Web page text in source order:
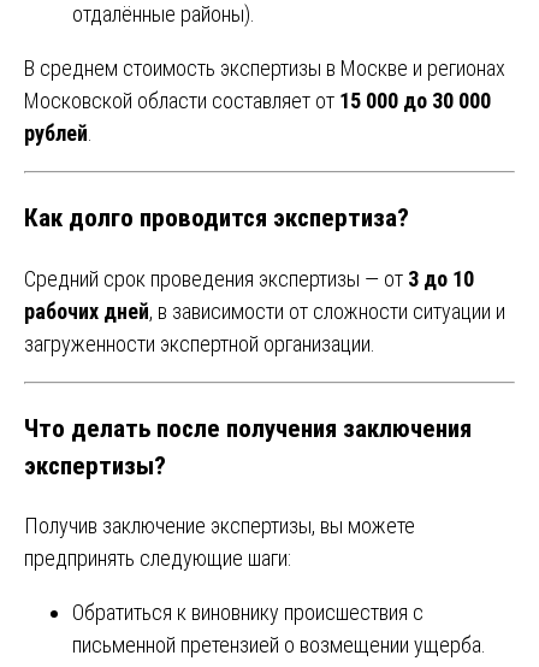
отдалённые районы).
В среднем стоимость экспертизы в Москве и регионах
Московской области составляет от 15 000 до 30 000
рублей.
Как долго проводится экспертиза?
Средний срок проведения экспертизы — от 3 до 10
рабочих дней, в зависимости от сложности ситуации и
загруженности экспертной организации.
Что делать после получения заключения
экспертизы?
Получив заключение экспертизы, вы можете
предпринять следующие шаги:
Обратиться к виновнику происшествия с
письменной претензией о возмещении ущерба.